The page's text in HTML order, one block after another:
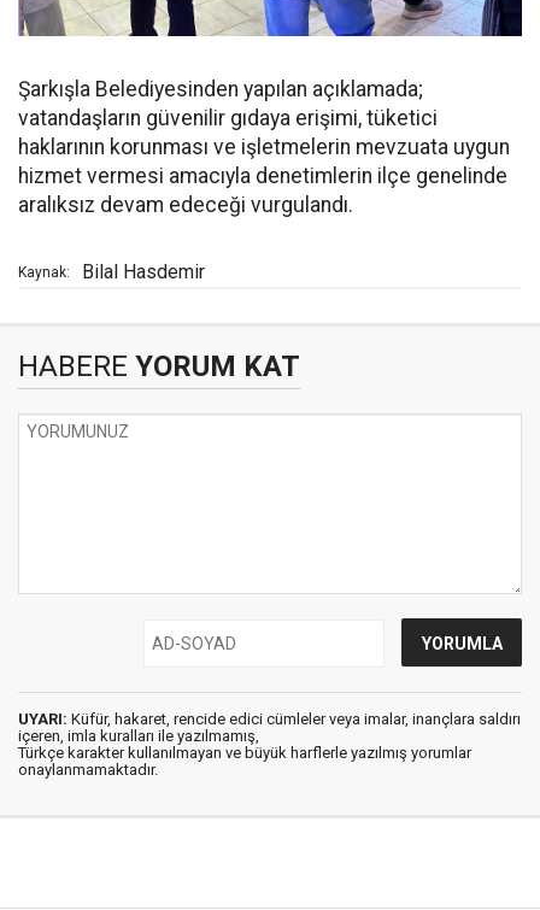
Şarkışla Belediyesinden yapılan açıklamada;
vatandaşların güvenilir gıdaya erişimi, tüketici
haklarının korunması ve işletmelerin mevzuata uygun
hizmet vermesi amacıyla denetimlerin ilçe genelinde
aralıksız devam edeceği vurgulandı.
Kaynak: Bilal Hasdemir
HABERE YORUM KAT
UYARI: Küfür, hakaret, rencide edici cümleler veya imalar, inançlara saldırı
içeren, imla kuralları ile yazılmamış,
Türkçe karakter kullanılmayan ve büyük harflerle yazılmış yorumlar
onaylanmamaktadır.